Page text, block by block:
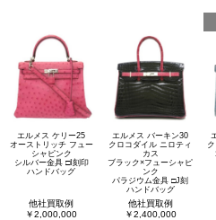
エルメス ケリー25
オーストリッチ フュー
シャピンク
シルバー金具 □I刻印
ハンドバッグ
他社買取例
￥2,000,000
エルメス バーキン30
クロコダイル ニロティ
カス
ブラック×フューシャピ
ンク
パラジウム金具 □J刻
ハンドバッグ
他社買取例
￥2,400,000